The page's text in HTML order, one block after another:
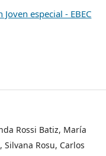
especial - EBEC
Rossi Batiz, María
Rosu, Carlos